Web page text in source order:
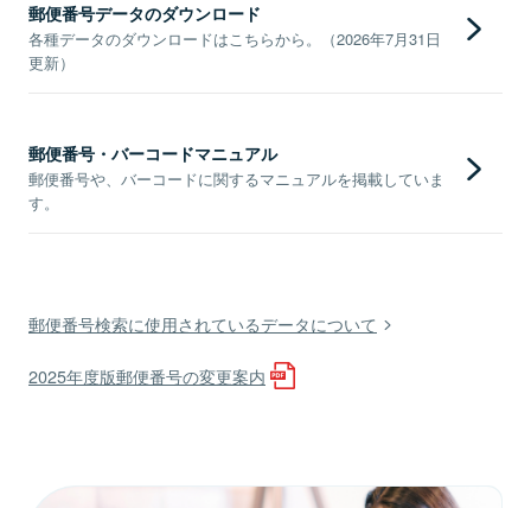
郵便番号データのダウンロード
各種データのダウンロードはこちらから。（2026年7月31日
更新）
郵便番号・バーコードマニュアル
郵便番号や、バーコードに関するマニュアルを掲載していま
す。
郵便番号検索に使用されているデータについて
2025年度版郵便番号の変更案内